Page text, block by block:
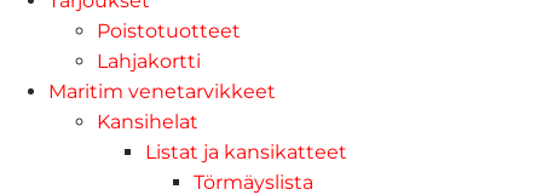
Poistotuotteet
Lahjakortti
Maritim venetarvikkeet
Kansihelat
Listat ja kansikatteet
Törmäyslista